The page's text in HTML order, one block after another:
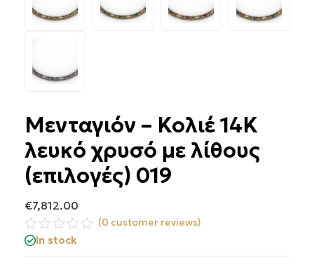
Μενταγιόν – Κολιέ 14Κ
λευκό χρυσό με λίθους
(επιλογές) 019
€7,812.00
Βαθμολογήθηκε
(0 customer reviews)
In stock